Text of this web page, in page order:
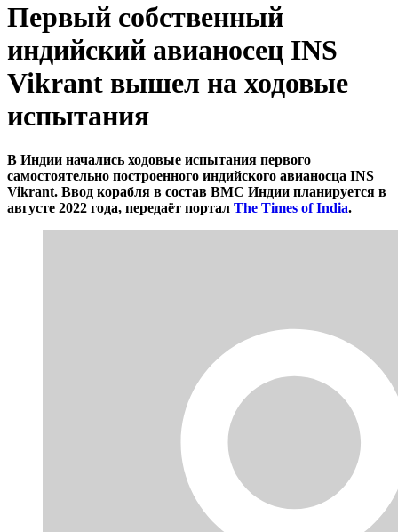
Первый собственный
индийский авианосец INS
Vikrant вышел на ходовые
испытания
В Индии начались ходовые испытания первого
самостоятельно построенного индийского авианосца INS
Vikrant. Ввод корабля в состав ВМС Индии планируется в
августе 2022 года, передаёт портал The Times of India.